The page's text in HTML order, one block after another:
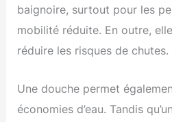
baignoire, surtout pour les
mobilité réduite. En outre,
réduire les risques de chutes.
Une douche permet
économies d’eau. Tandis